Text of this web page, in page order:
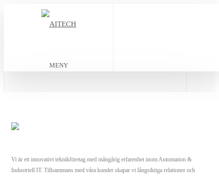
MENY
Vi är ett innovativt teknikföretag med mångårig erfarenhet inom Automation &
Industriell IT. Tillsammans med våra kunder skapar vi långsiktiga relationer och